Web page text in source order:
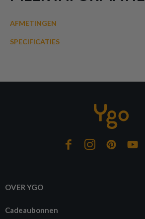
AFMETINGEN
SPECIFICATIES
OVER YGO
Cadeaubonnen